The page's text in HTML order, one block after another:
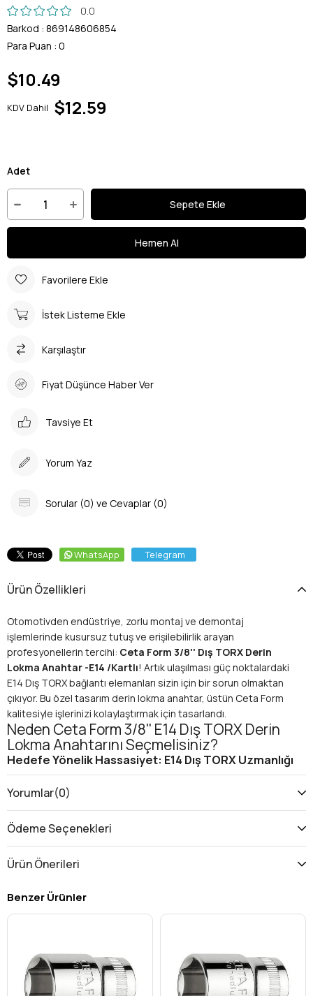
0.0
Barkod : 869148606854
Para Puan : 0
$10.49
KDV Dahil $12.59
Adet
Favorilere Ekle
İstek Listeme Ekle
Karşılaştır
Fiyat Düşünce Haber Ver
Tavsiye Et
Yorum Yaz
Sorular (0) ve Cevaplar (0)
WhatsApp Telegram
Ürün Özellikleri
Otomotivden endüstriye, zorlu montaj ve demontaj
işlemlerinde kusursuz tutuş ve erişilebilirlik arayan
profesyonellerin tercihi: Ceta Form 3/8'' Dış TORX Derin
Lokma Anahtar -E14 /Kartlı! Artık ulaşılması güç noktalardaki
E14 Dış TORX bağlantı elemanları sizin için bir sorun olmaktan
çıkıyor. Bu özel tasarım derin lokma anahtar, üstün Ceta Form
kalitesiyle işlerinizi kolaylaştırmak için tasarlandı.
Neden Ceta Form 3/8'' E14 Dış TORX Derin
Lokma Anahtarını Seçmelisiniz?
Hedefe Yönelik Hassasiyet: E14 Dış TORX Uzmanlığı
Birçok modern araç ve makinede standart haline gelen
E14 Dış TORX (yıldız başlık) cıvatalar için özel olarak
cıvata veya lokma sıyrılmalarını önler.
Mükemmel uyum sayesinde bağlantı elemanının ömrünü
Özellikle Alman otomotiv markalarında (Mercedes-Benz,
sıklıkla karşınıza çıkan E14 bağlantılar için vazgeçilmez bir
profesyonel lokma anahtarçözümüdür.
Standart lokmaların erişemediği uzun saplamalara,
gömme cıvatalara veya dar alanlardaki bağlantılara
ulaşmak için idealdir. Bu sayede zaman ve efor kaybını
Yorumlar(0)
Ödeme Seçenekleri
Ürün Önerileri
Benzer Ürünler